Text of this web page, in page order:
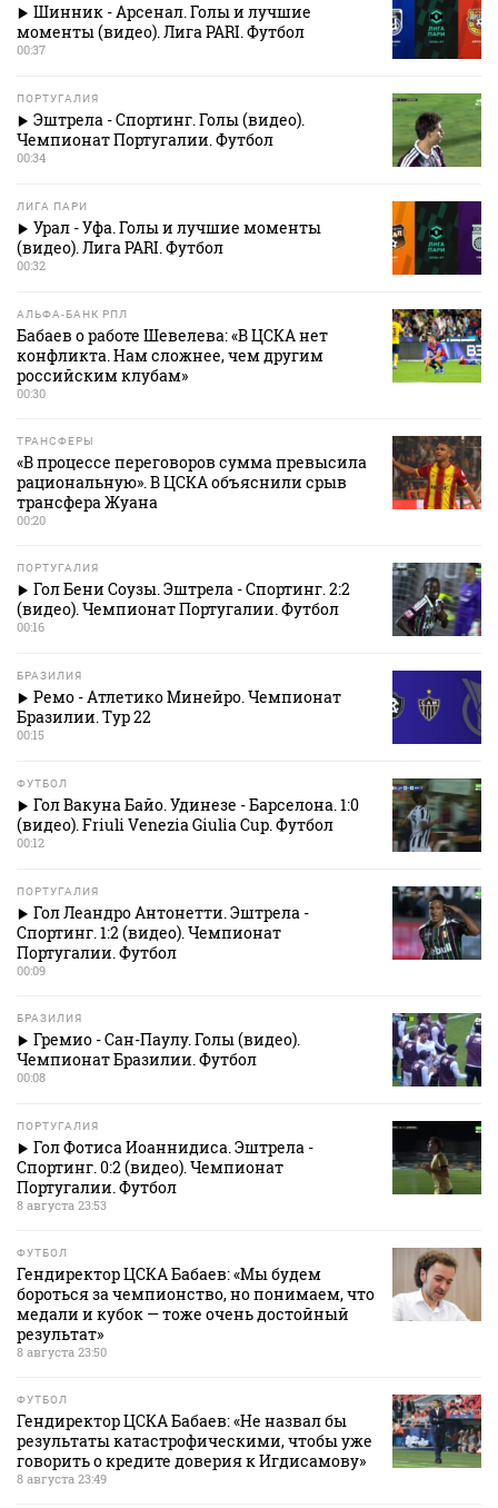
Шинник - Арсенал. Голы и лучшие
моменты (видео). Лига PARI. Футбол
00:37
ПОРТУГАЛИЯ
Эштрела - Спортинг. Голы (видео).
Чемпионат Португалии. Футбол
00:34
ЛИГА ПАРИ
Урал - Уфа. Голы и лучшие моменты
(видео). Лига PARI. Футбол
00:32
АЛЬФА-БАНК РПЛ
Бабаев о работе Шевелева: «В ЦСКА нет
конфликта. Нам сложнее, чем другим
российским клубам»
00:30
ТРАНСФЕРЫ
«В процессе переговоров сумма превысила
рациональную». В ЦСКА объяснили срыв
трансфера Жуана
00:20
ПОРТУГАЛИЯ
Гол Бени Соузы. Эштрела - Спортинг. 2:2
(видео). Чемпионат Португалии. Футбол
00:16
БРАЗИЛИЯ
Ремо - Атлетико Минейро. Чемпионат
Бразилии. Тур 22
00:15
ФУТБОЛ
Гол Вакуна Байо. Удинезе - Барселона. 1:0
(видео). Friuli Venezia Giulia Cup. Футбол
00:12
ПОРТУГАЛИЯ
Гол Леандро Антонетти. Эштрела -
Спортинг. 1:2 (видео). Чемпионат
Португалии. Футбол
00:09
БРАЗИЛИЯ
Гремио - Сан-Паулу. Голы (видео).
Чемпионат Бразилии. Футбол
00:08
ПОРТУГАЛИЯ
Гол Фотиса Иоаннидиса. Эштрела -
Спортинг. 0:2 (видео). Чемпионат
Португалии. Футбол
8 августа 23:53
ФУТБОЛ
Гендиректор ЦСКА Бабаев: «Мы будем
бороться за чемпионство, но понимаем, что
медали и кубок — тоже очень достойный
результат»
8 августа 23:50
ФУТБОЛ
Гендиректор ЦСКА Бабаев: «Не назвал бы
результаты катастрофическими, чтобы уже
говорить о кредите доверия к Игдисамову»
8 августа 23:49